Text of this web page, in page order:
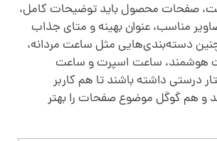
صفحات محصول باید توضیحات کامل،
مناسب، عنوان بهینه و متای جذاب
دسته‌بندی‌هایی مثل ساعت مردانه،
هوشمند، ساعت اسپرت و ساعت
درستی داشته باشند تا هم کاربر
و هم گوگل موضوع صفحات را بهتر